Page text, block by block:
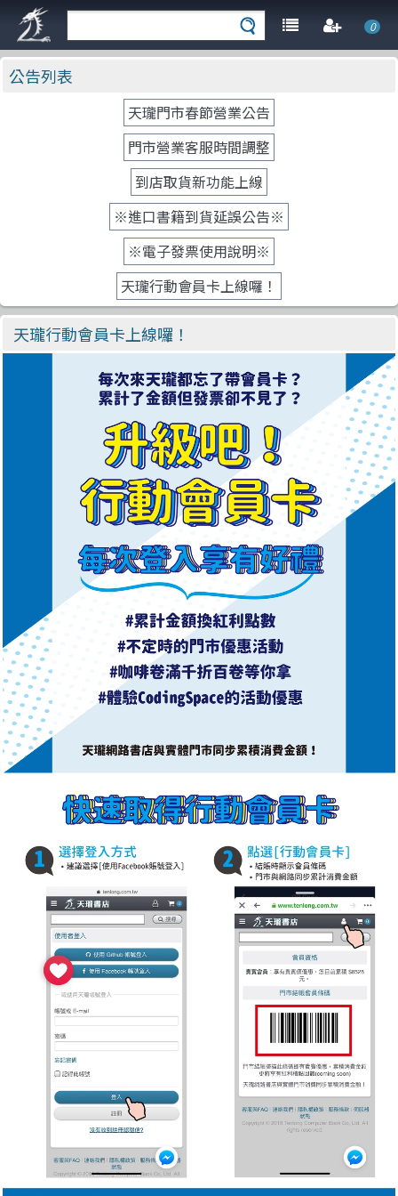
0
公告列表
天瓏門市春節營業公告
門市營業客服時間調整
到店取貨新功能上線
※進口書籍到貨延誤公告※
※電子發票使用說明※
天瓏行動會員卡上線囉！
天瓏行動會員卡上線囉！